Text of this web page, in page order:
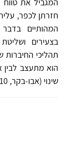
חזרתן לכפר,
המהותיים
בצעירים
תהליכי החיברות
הוא מתעצב לבין
שינוי (אבו-בקר, 2010).